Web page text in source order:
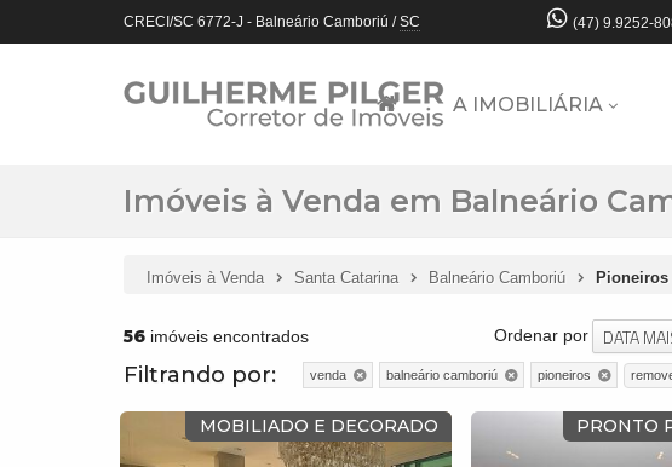
CRECI/SC 6772-J - Balneário Camboriú /SC (47) 9.9252-
A IMOBILIÁRIA
Imóveis à Venda em Balneário
Imóveis à Venda Santa Catarina Balneário Camboriú Pioneiros
56 imóveis encontrados Ordenar por DATA
Filtrando por: venda balneário camboriú pioneiros
MOBILIADO E DECORADO PRONTO